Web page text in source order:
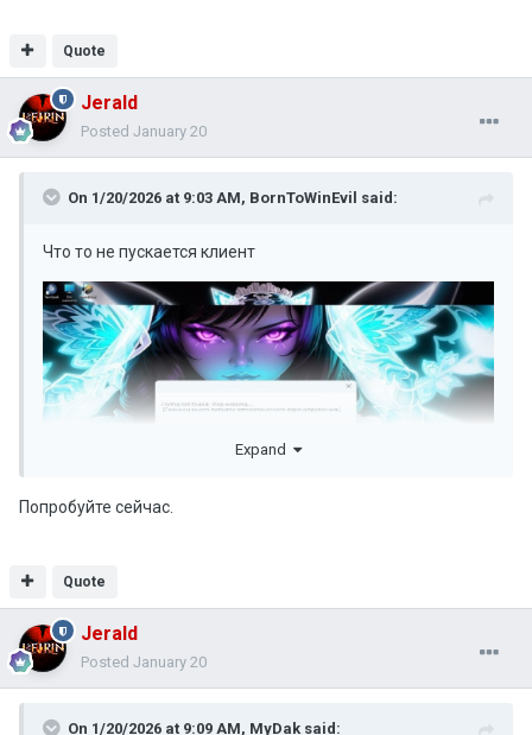
Quote
Jerald
Posted January 20
On 1/20/2026 at 9:03 AM, BornToWinEvil said:
Что то не пускается клиент
Expand
Попробуйте сейчас.
Quote
Jerald
Posted January 20
On 1/20/2026 at 9:09 AM, MyDak said: